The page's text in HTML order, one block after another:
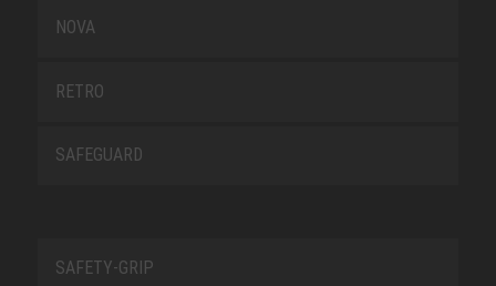
NOVA
RETRO
SAFEGUARD
SAFETY-GRIP